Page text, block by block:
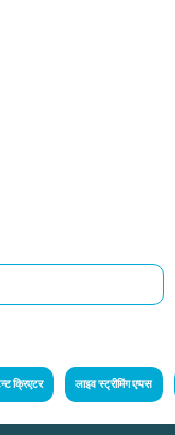
क्रिएटर लाइव स्ट्रीमिंग एप्पस